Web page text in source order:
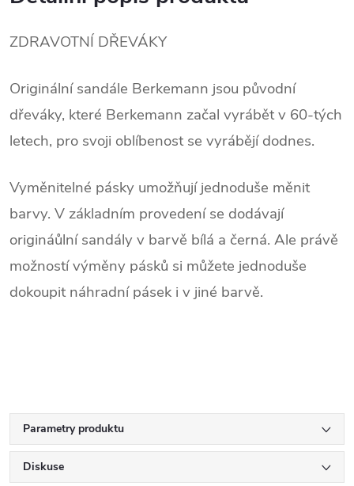
ZDRAVOTNÍ DŘEVÁKY
Originální sandále Berkemann jsou původní
dřeváky, které Berkemann začal vyrábět v 60-tých
letech, pro svoji oblíbenost se vyrábějí dodnes.
Vyměnitelné pásky umožňují jednoduše měnit
barvy. V základním provedení se dodávají
origináůlní sandály v barvě bílá a černá. Ale právě
možností výměny pásků si můžete jednoduše
dokoupit náhradní pásek i v jiné barvě.
Parametry produktu
Diskuse